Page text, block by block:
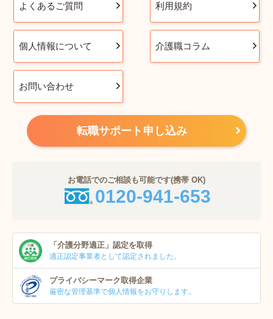
よくあるご質問 利用規約
個人情報について 介護職コラム
お問い合わせ
転職サポート申し込み
お電話でのご相談も可能です(携帯 OK)
0120-941-653
「介護分野適正」 認定を取得
適正認定事業者として認定されました。
プライバシーマーク取得企業
厳密な管理基準で個人情報をお守りします。